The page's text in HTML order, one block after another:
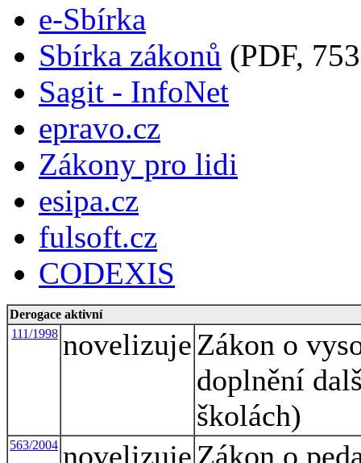
e-Sbírka
Sbírka zákonů (PDF,
Sagit - InfoNet
epravo.cz
Zákony pro lidi
esipa.cz
fulsoft.cz
CODEXIS
Derogace aktivní
111/1998 novelizujeZákon o
doplnění
školách)
563/2004 novelizujeZákon o